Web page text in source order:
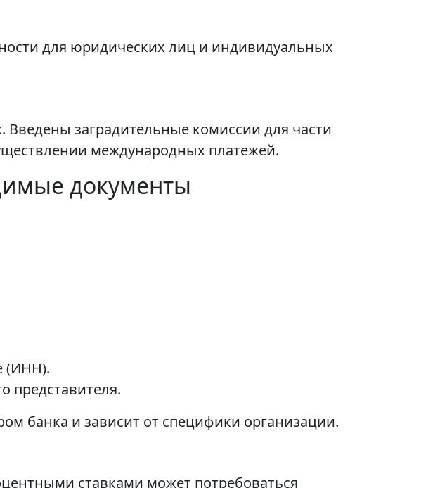
для юридических лиц и индивидуальных
заградительные комиссии для части
международных платежей.
документы
(ИНН).
представителя.
банка и зависит от специфики организации.
ставками может потребоваться